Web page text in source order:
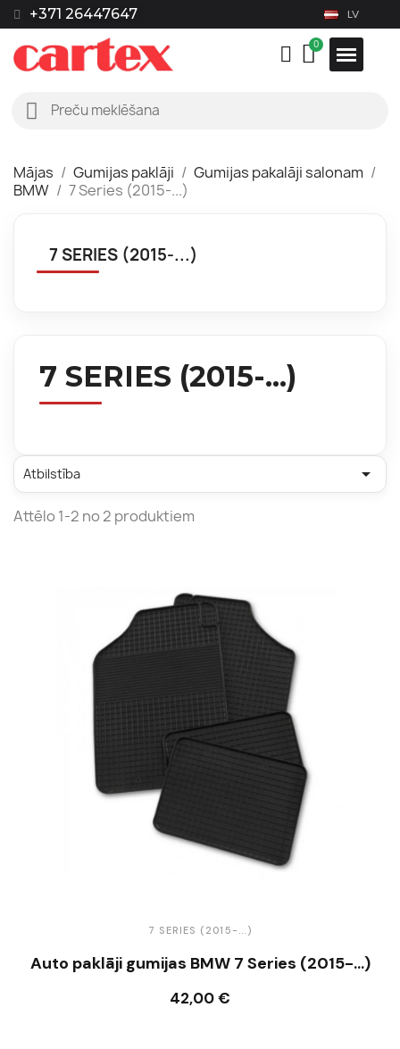
+371 26447647 LV
Mājas Gumijas paklāji
Gumijas pakalāji salonam
BMW
7 Series (2015-...)
7 SERIES (2015-...)
7 SERIES (2015-...)
Atbilstība 
Attēlo 1-2 no 2 produktiem
7 SERIES (2015-...)
Auto paklāji gumijas BMW 7 Series (2015-...)
42,00 €
Ielikt grozā